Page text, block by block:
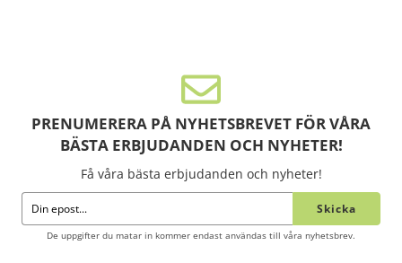
PRENUMERERA PÅ NYHETSBREVET FÖR VÅRA
BÄSTA ERBJUDANDEN OCH NYHETER!
Få våra bästa erbjudanden och nyheter!
Skicka
De uppgifter du matar in kommer endast användas till våra nyhetsbrev.